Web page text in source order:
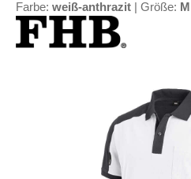
Farbe: weiß-anthrazit Größe: M